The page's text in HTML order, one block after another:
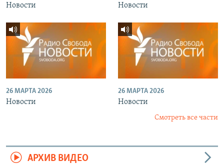
Новости Новости
26 МАРТА 2026
Новости
26 МАРТА 2026
Новости
Смотреть все части
АРХИВ ВИДЕО